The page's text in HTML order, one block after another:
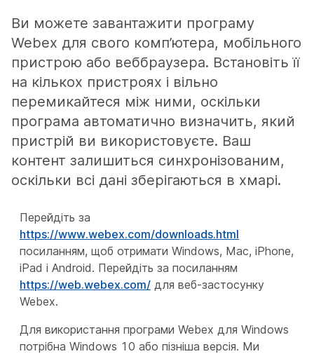
Ви можете завантажити програму
Webex для свого комп’ютера, мобільного
пристрою або веббраузера. Встановіть її
на кількох пристроях і вільно
перемикайтеся між ними, оскільки
програма автоматично визначить, який
пристрій ви використовуєте. Ваш
контент залишиться синхронізованим,
оскільки всі дані зберігаються в хмарі.
Перейдіть за
https://www.webex.com/downloads.html
посиланням, щоб отримати Windows, Mac, iPhone,
iPad і Android. Перейдіть за посиланням
https://web.webex.com/ для веб-застосунку
Webex.
Для використання програми Webex для Windows
потрібна Windows 10 або пізніша версія. Ми